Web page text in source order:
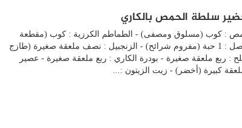
سلطة الحمص بالكاري
حمص : كوب (مسلوق ومصفى) - الطماطم الكرزية : كوب (مقطعة
أنصاف) - البصل : 1 حبة (مفروم شرائح) - الزنجبيل : نصف ملعقة صغيرة (طازج
: ربع ملعقة صغيرة - بودرة الكاري : ربع ملعقة صغيرة - عصير